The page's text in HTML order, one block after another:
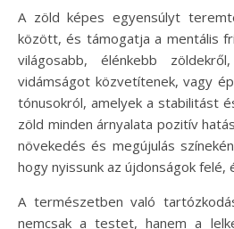
A zöld képes egyensúlyt
között, és támogatja a mentális
világosabb, élénkebb
vidámságot közvetítenek, vagy
tónusokról, amelyek a stabilitást
zöld minden árnyalata pozitív
növekedés és megújulás
hogy nyissunk az újdonságok felé,
A természetben való
nemcsak a testet, hanem a